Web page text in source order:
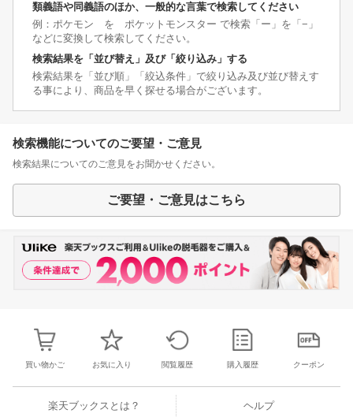
類義語や同義語のほか、一般的な言葉で検索してください
例：ポケモン を ポケットモンスター で検索「ー」を「−」
などに変換して検索してください。
検索結果を「並び替え」及び「絞り込み」する
検索結果を「並び順」「絞込条件」で絞り込み及び並び替えす
る事により、商品を早く探せる場合がございます。
検索機能についてのご要望・ご意見
検索結果についてのご意見をお聞かせください。
ご要望・ご意見はこちら
買い物かご お気に入り 閲覧履歴 購入履歴 クーポン
楽天ブックスとは？ ヘルプ